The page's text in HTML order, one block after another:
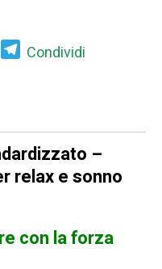
Messenger
Telegram
Condividi
–
relax e sonno
con la forza